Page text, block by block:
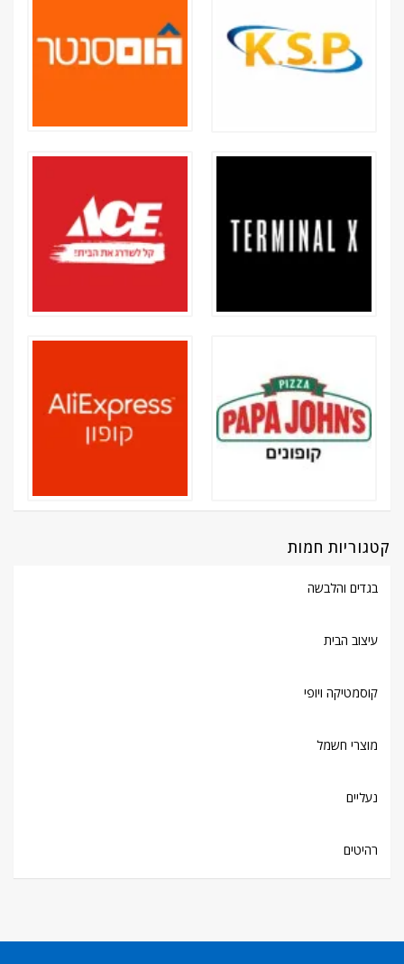
קטגוריות חמות
בגדים והלבשה
עיצוב הבית
קוסמטיקה ויופי
מוצרי חשמל
נעליים
רהיטים